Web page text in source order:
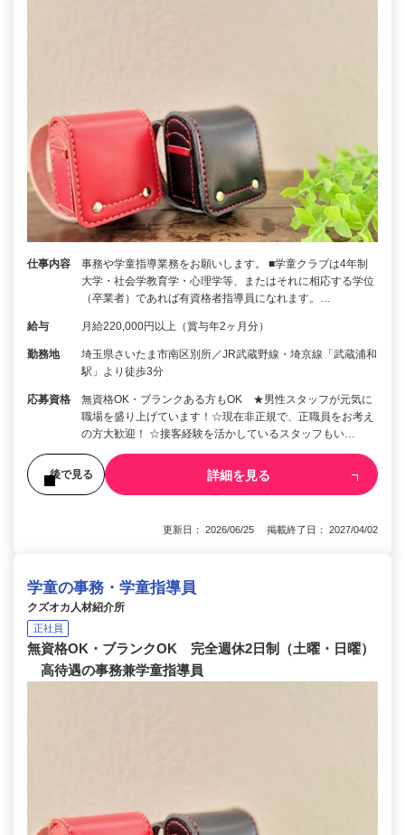
仕事内容
事務や学童指導業務をお願いします。 ■学童クラブは4年制
大学・社会学教育学・心理学等、またはそれに相応する学位
（卒業者）であれば有資格者指導員になれます。…
給与 月給220,000円以上（賞与年2ヶ月分）
勤務地
埼玉県さいたま市南区別所／JR武蔵野線・埼京線「武蔵浦和
駅」より徒歩3分
応募資格
無資格OK・ブランクある方もOK ★男性スタッフが元気に
職場を盛り上げています！☆現在非正規で、正職員をお考え
の方大歓迎！ ☆接客経験を活かしているスタッフもい…
後で見る 詳細を見る
更新日： 2026/06/25 掲載終了日： 2027/04/02
学童の事務・学童指導員
クズオカ人材紹介所
正社員
無資格OK・ブランクOK 完全週休2日制（土曜・日曜）
高待遇の事務兼学童指導員